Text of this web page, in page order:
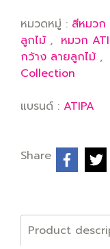
หมวดหมู่ : สีหมวก
ลูกไม้ , หมวก
กว้าง ลายลูกไม้ ,
Collection
แบรนด์ : ATIPA
Share
Product